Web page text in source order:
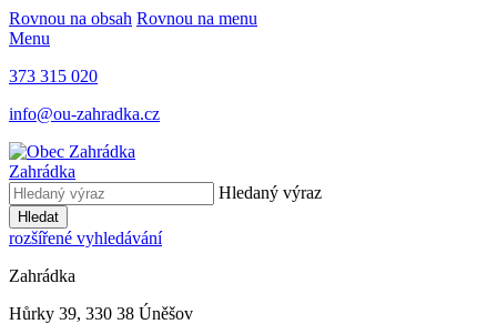
Rovnou na obsah Rovnou na menu
Menu
373 315 020
info@ou-zahradka.cz
Zahrádka
Hledaný výraz
Hledat
rozšířené vyhledávání
Zahrádka
Hůrky 39, 330 38 Úněšov